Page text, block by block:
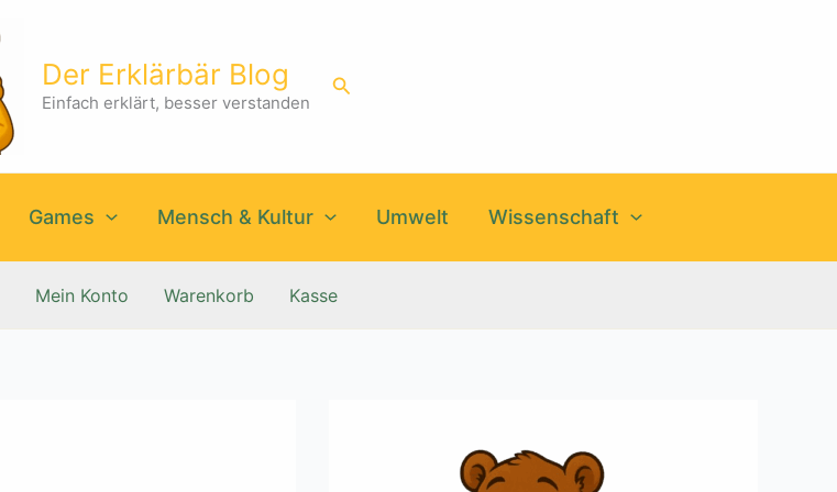
Der Erklärbär Blog
Einfach erklärt, besser verstanden
Suchen
Games Mensch & Kultur Umwelt Wissenschaft
Mein Konto Warenkorb Kasse